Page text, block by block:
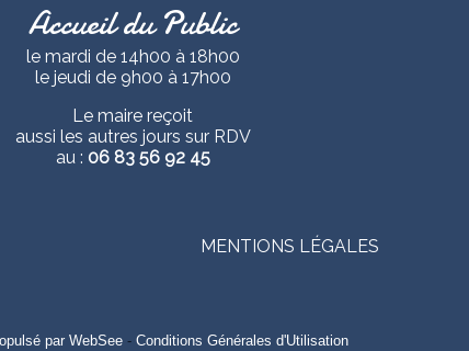
Accueil du Public
le mardi de 14h00 à 18h00
le jeudi de 9h00 à 17h00
Le maire reçoit
aussi les autres jours sur RDV
au : 06 83 56 92 45
MENTIONS LÉGALES
par WebSee - Conditions Générales d'Utilisation